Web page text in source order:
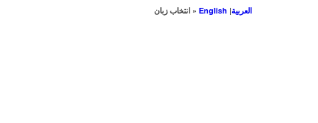
العربیة|
English « انتخاب زبان